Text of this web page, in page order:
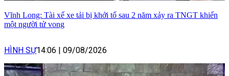
Vĩnh Long: Tài xế xe tải bị khởi tố sau 2 năm xảy ra TNGT khiến
một người tử vong
HÌNH SỰ14:06 | 09/08/2026